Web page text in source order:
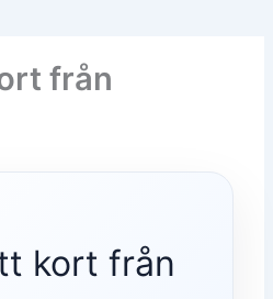
från
kort från